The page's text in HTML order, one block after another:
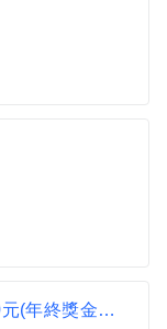
南港區【服務專員】月薪上看56,400元(年終獎金另計)